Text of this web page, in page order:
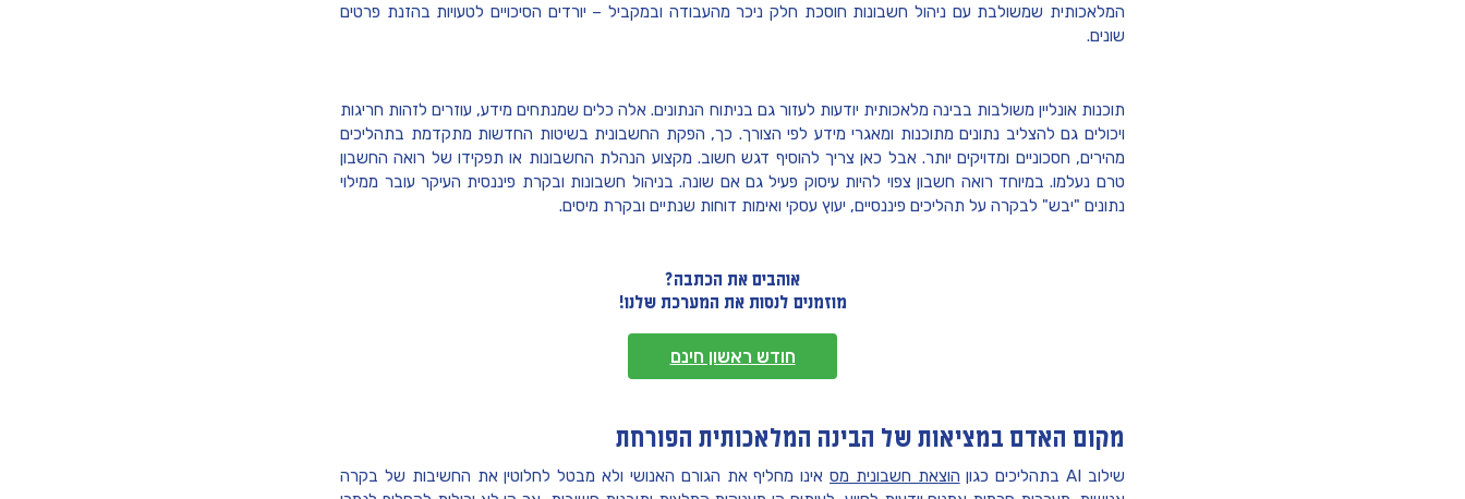
המלאכותית שמשולבת עם ניהול חשבונות חוסכת חלק ניכר מהעבודה ובמקביל – יורדים הסיכויים לטעויות בהזנת פרטים
שונים.
תוכנות אונליין משולבות בבינה מלאכותית יודעות לעזור גם בניתוח הנתונים. אלה כלים שמנתחים מידע, עוזרים לזהות חריגות
ויכולים גם להצליב נתונים מתוכנות ומאגרי מידע לפי הצורך. כך, הפקת החשבונית בשיטות החדשות מתקדמת בתהליכים
מהירים, חסכוניים ומדויקים יותר. אבל כאן צריך להוסיף דגש חשוב. מקצוע הנהלת החשבונות או תפקידו של רואה החשבון
טרם נעלמו. במיוחד רואה חשבון צפוי להיות עיסוק פעיל גם אם שונה. בניהול חשבונות ובקרת פיננסית העיקר עובר ממילוי
נתונים "יבש" לבקרה על תהליכים פיננסיים, יעוץ עסקי ואימות דוחות שנתיים ובקרת מיסים.
אוהבים את הכתבה?
מוזמנים לנסות את המערכת שלנו!
חודש ראשון חינם
מקום האדם במציאות של הבינה המלאכותית הפורחת
שילוב AI בתהליכים כגון הוצאת חשבונית מס אינו מחליף את הגורם האנושי ולא מבטל לחלוטין את החשיבות של בקרה